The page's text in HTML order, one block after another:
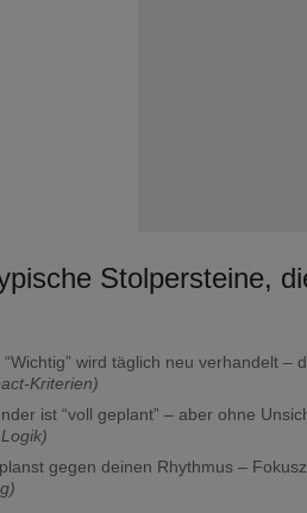
Stolpersteine,
“Wichtig” wird täglich neu verhandelt –
Kriterien)
ist “voll geplant” – aber ohne
gegen deinen Rhythmus –